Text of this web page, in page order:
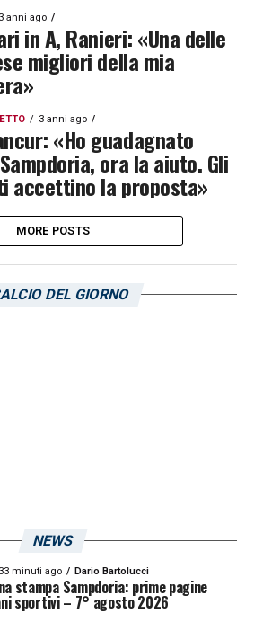
3 anni ago
in A, Ranieri: «Una delle
migliori della mia
3 anni ago
«Ho guadagnato
ora la aiuto. Gli
accettino la proposta»
MORE POSTS
DEL GIORNO
NEWS
33 minuti ago Dario Bartolucci
stampa Sampdoria: prime pagine
sportivi – 7° agosto 2026